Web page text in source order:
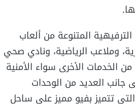
المتنوعة من ألعاب
وملاعب الرياضية، ونادي صحي
من الخدمات الأخرى سواء الأمنية
جانب العديد من الوحدات
تتميز بفيو مميز على ساحل